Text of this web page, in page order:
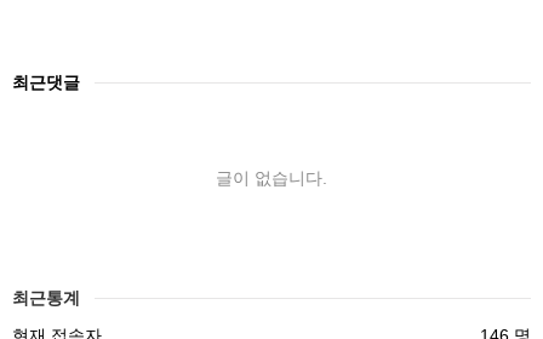
최근댓글
글이 없습니다.
최근통계